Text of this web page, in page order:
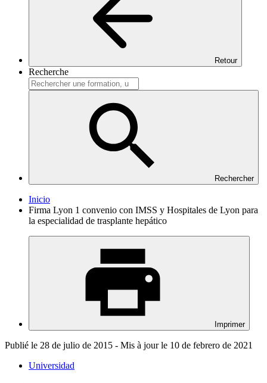
Retour
Recherche
Rechercher
Inicio
Firma Lyon 1 convenio con IMSS y Hospitales de Lyon para
la especialidad de trasplante hepático
Imprimer
Publié le 28 de julio de 2015 - Mis à jour le 10 de febrero de 2021
Universidad